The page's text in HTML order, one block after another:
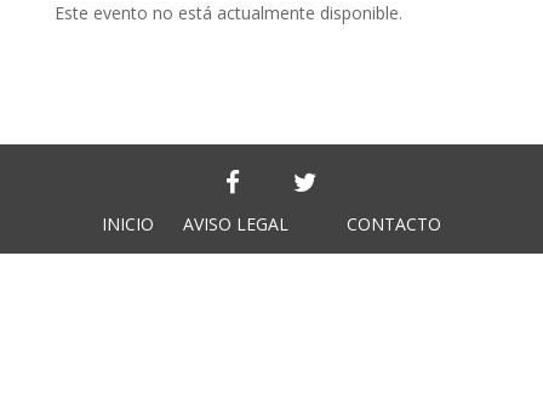
Este evento no está actualmente disponible.
INICIO AVISO LEGAL CONTACTO